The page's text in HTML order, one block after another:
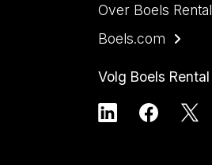
Over Boels Rental
Boels.com
Volg Boels Rental